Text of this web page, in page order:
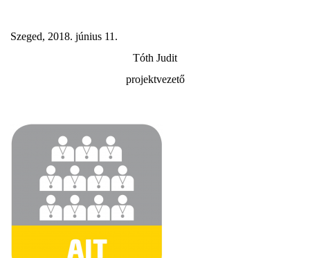
Szeged, 2018. június 11.
Tóth Judit
projektvezető